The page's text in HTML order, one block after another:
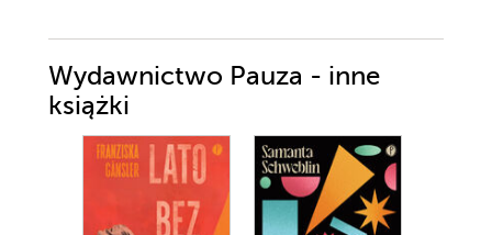
Wydawnictwo Pauza - inne
książki